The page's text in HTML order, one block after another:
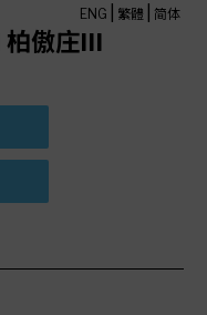
傲庄III
ENG 繁體 简体